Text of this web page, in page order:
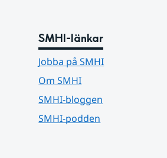
SMHI-länkar
Jobba på SMHI
Om SMHI
SMHI-bloggen
SMHI-podden